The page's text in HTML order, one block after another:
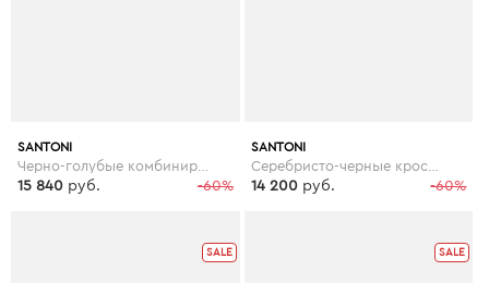
SANTONI
-60%
15 840 руб.
SANTONI
Серебристо-черные кроссовки
-60%
14 200 руб.
SALE SALE